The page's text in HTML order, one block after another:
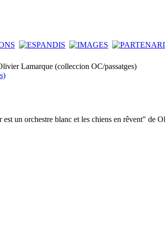
Lamarque (colleccion OC/passatges)
un orchestre blanc et les chiens en rêvent" de